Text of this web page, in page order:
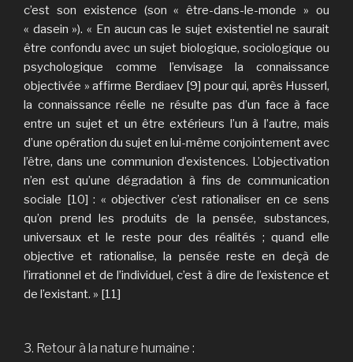
c’est son existence (son « être-dans-le-monde » ou
« dasein »). « En aucun cas le sujet existentiel ne saurait
être confondu avec un sujet biologique, sociologique ou
psychologique comme l’envisage la connaissance
objectivée » affirme Berdiaev [9] pour qui, après Husserl,
la connaissance réelle ne résulte pas d’un face à face
entre un sujet et un être extérieurs l’un à l’autre, mais
d’une opération du sujet en lui-même conjointement avec
l’être, dans une communion d’existences. L’objectivation
n’en est qu’une dégradation à fins de communication
sociale [10] : « objectiver c’est rationaliser en ce sens
qu’on prend les produits de la pensée, substances,
universaux et le reste pour des réalités ; quand elle
objective et rationalise, la pensée reste en deçà de
l’irrationnel et de l’individuel, c’est à dire de l’existence et
de l’existant. » [11]
3. Retour à la nature humaine :